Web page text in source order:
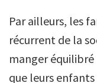
Par ailleurs, les
récurrent de la
manger
que leurs